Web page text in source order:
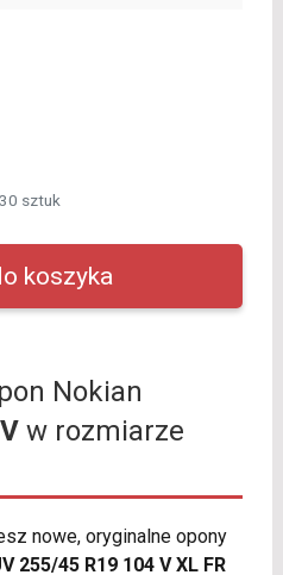
sztuk
Nokian
w rozmiarze
nowe, oryginalne opony
255/45 R19 104 V XL FR